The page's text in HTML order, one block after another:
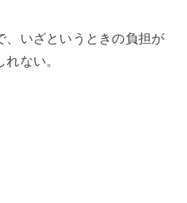
、いざというときの負担が
ない。